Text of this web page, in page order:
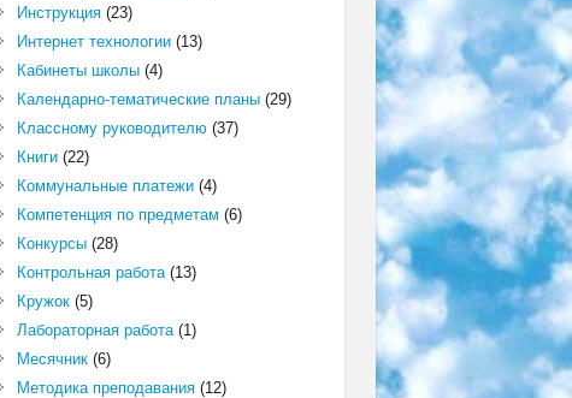
Инструкция(23)
Интернет технологии(13)
Кабинеты школы(4)
Календарно-тематические планы(29)
Классному руководителю(37)
Книги(22)
Коммунальные платежи(4)
Компетенция по предметам (6)
Конкурсы(28)
Контрольная работа(13)
Кружок(5)
Лабораторная работа(1)
Месячник(6)
Методика преподавания(12)